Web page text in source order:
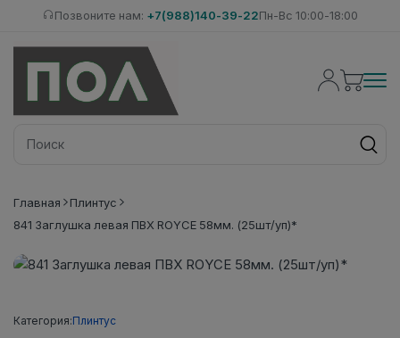
Позвоните нам: +7(988)140-39-22Пн-Вс 10:00-18:00
Главная
Плинтус
841 Заглушка левая ПВХ ROYCE 58мм. (25шт/уп)*
Категория:Плинтус